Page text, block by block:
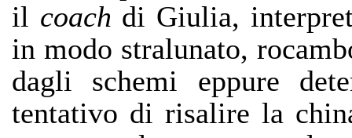
il coach di Giulia,
in modo stralunato,
dagli schemi eppure
tentativo di risalire la